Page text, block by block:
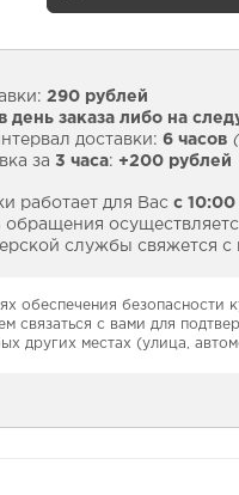
290 рублей
в день заказа либо на
доставки: 6 часов
за 3 часа: +200 рублей
работает для Вас с
обращения
службы свяжется с
обеспечения безопасности
связаться с вами для
других местах (улица,